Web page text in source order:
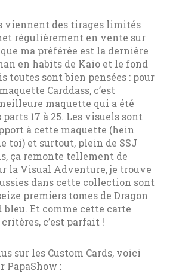
viennent des tirages limités
régulièrement en vente sur
ma préférée est la dernière
en habits de Kaio et le fond
toutes sont bien pensées : pour
Carddass, c’est
maquette qui a été
17 à 25. Les visuels sont
à cette maquette (hein
toi) et surtout, plein de SSJ
ça remonte tellement de
la Visual Adventure, je trouve
dans cette collection sont
premiers tomes de Dragon
bleu. Et comme cette carte
c’est parfait !
sur les Custom Cards, voici
PapaShow :